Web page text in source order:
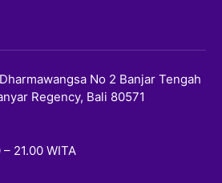
No 2 Banjar Tengah
Regency, Bali 80571
21.00 WITA